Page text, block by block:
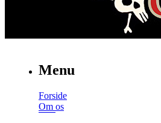
Menu
Forside
Om os